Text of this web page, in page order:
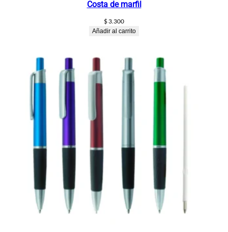
Costa de marfil
$3.300
Añadir al carrito